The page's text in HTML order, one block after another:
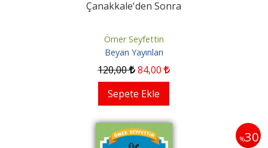
Çanakkale'den Sonra
Ömer Seyfettin
Beyan Yayınları
120,00 84,00
Sepete Ekle
%30